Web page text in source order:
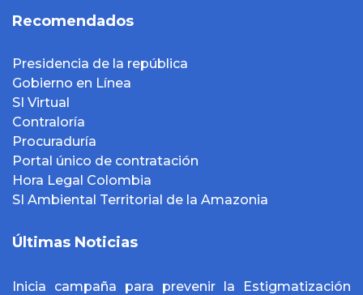
Recomendados
Presidencia de la república
Gobierno en Línea
SI Virtual
Contraloría
Procuraduría
Portal único de contratación
Hora Legal Colombia
SI Ambiental Territorial de la Amazonia
Últimas Noticias
Inicia campaña para prevenir la Estigmatización